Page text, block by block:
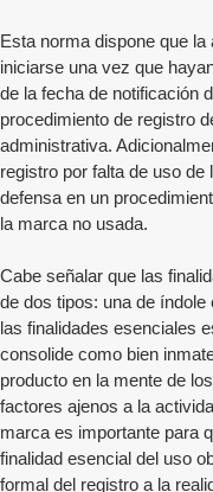
Esta norma dispone que
iniciarse una vez que
de la fecha de notificación
procedimiento de registro
administrativa.
registro por falta de uso
defensa en un
la marca no usada.
Cabe señalar que las
de dos tipos: una de
las finalidades esenciales
consolide como bien
producto en la mente de
factores ajenos a la
marca es importante para
finalidad esencial del uso
formal del registro a la